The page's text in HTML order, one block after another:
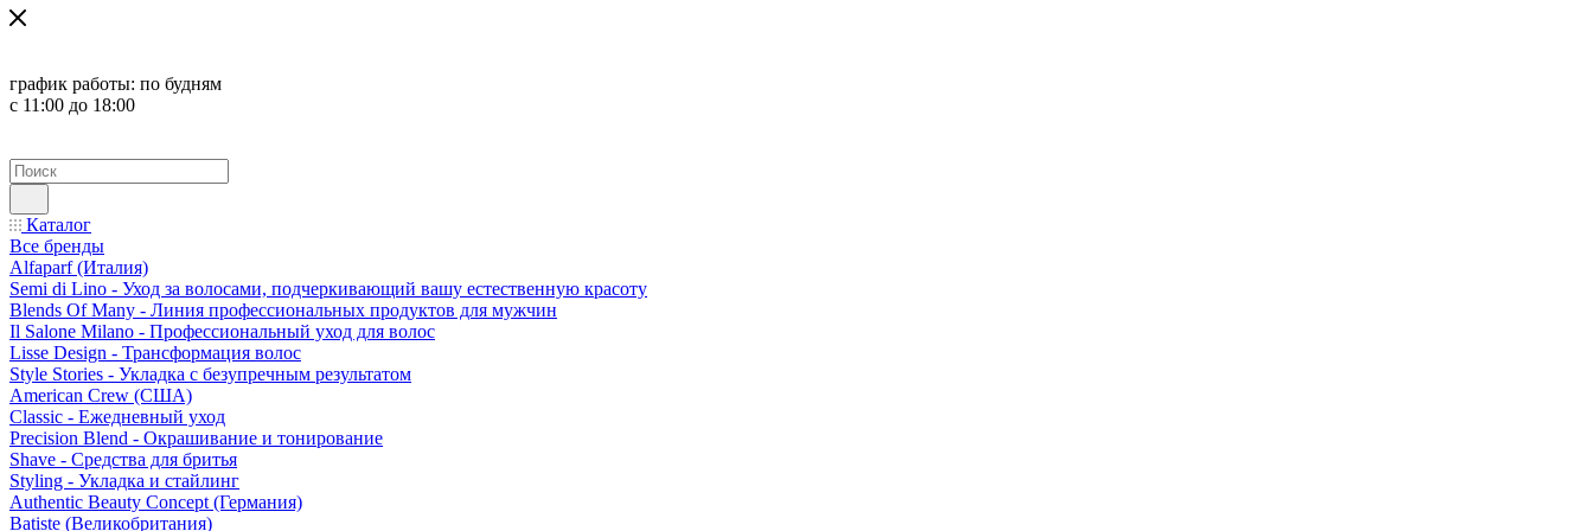
график работы: по будням
с 11:00 до 18:00
Каталог
Все бренды
Alfaparf (Италия)
Semi di Lino - Уход за волосами, подчеркивающий вашу естественную красоту
Blends Of Many - Линия профессиональных продуктов для мужчин
Il Salone Milano - Профессиональный уход для волос
Lisse Design - Трансформация волос
Style Stories - Укладка с безупречным результатом
American Crew (США)
Classic - Ежедневный уход
Precision Blend - Окрашивание и тонирование
Shave - Средства для бритья
Styling - Укладка и стайлинг
Authentic Beauty Concept (Германия)
Batiste (Великобритания)